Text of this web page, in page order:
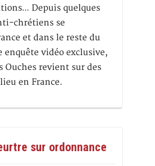
Depuis quelques
chrétiens se
et dans le reste du
enquête vidéo exclusive,
Ouches revient sur des
en France.
sur ordonnance